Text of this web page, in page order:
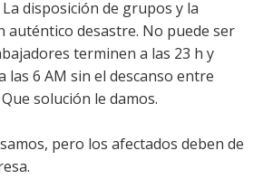
La disposición de grupos y la
auténtico desastre. No puede ser
terminen a las 23 h y
las 6 AM sin el descanso entre
solución le damos.
pero los afectados deben de